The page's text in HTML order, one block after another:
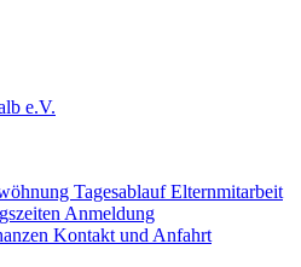
TagesablaufElternmitarbeit
Anmeldung
Kontakt und Anfahrt